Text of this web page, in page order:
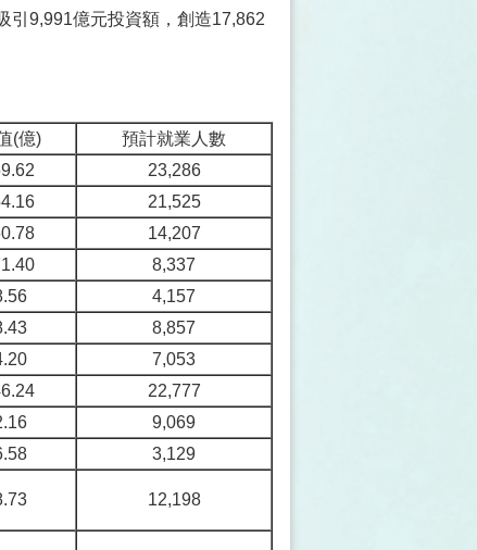
引9,991億元投資額，創造17,862
(億)
預計就業人數
23,286
21,525
14,207
8,337
4,157
8,857
7,053
22,777
9,069
3,129
12,198